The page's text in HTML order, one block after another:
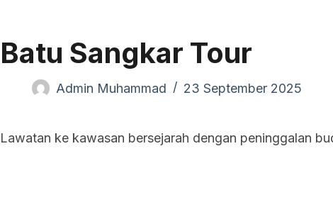
Batu Sangkar Tour
Admin Muhammad 23 September 2025
Lawatan ke kawasan bersejarah dengan peninggalan